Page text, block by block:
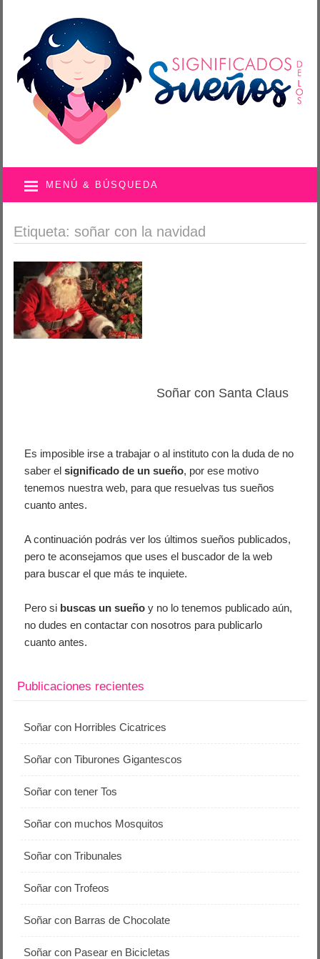
MENÚ & BÚSQUEDA
Etiqueta: soñar con la navidad
Soñar con Santa Claus
Es imposible irse a trabajar o al instituto con la duda de no
saber elsignificado de un sueño, por ese motivo
tenemos nuestra web, para que resuelvas tus sueños
cuanto antes.
A continuación podrás ver los últimos sueños publicados,
pero te aconsejamos que uses el buscador de la web
para buscar el que más te inquiete.
Pero si buscas un sueño y no lo tenemos publicado aún,
no dudes en contactar con nosotros para publicarlo
cuanto antes.
Publicaciones recientes
Soñar con Horribles Cicatrices
Soñar con Tiburones Gigantescos
Soñar con tener Tos
Soñar con muchos Mosquitos
Soñar con Tribunales
Soñar con Trofeos
Soñar con Barras de Chocolate
Soñar con Pasear en Bicicletas